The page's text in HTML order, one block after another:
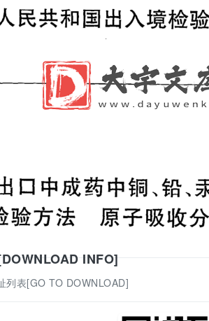
INFO]
列表[GO TO DOWNLOAD]